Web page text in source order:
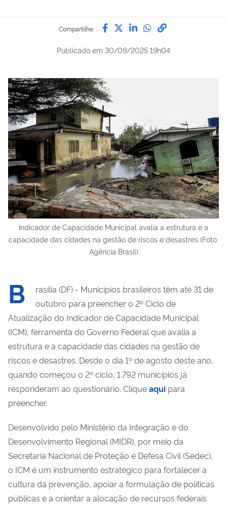
Compartilhe: Compartilhe por Facebook
Compartilhe por Twitter
Compartilhe por
Compartilhe
link para
Publicado em 30/09/2025 19h04
Indicador de Capacidade Municipal avalia a estrutura e a
capacidade das cidades na gestão de riscos e desastres (Foto:
Agência Brasil)
B
rasília (DF) - Municípios brasileiros têm até 31 de
outubro para preencher o 2º Ciclo de
Atualização do Indicador de Capacidade Municipal
(ICM), ferramenta do Governo Federal que avalia a
estrutura e a capacidade das cidades na gestão de
riscos e desastres. Desde o dia 1º de agosto deste ano,
quando começou o 2º ciclo, 1.792 municípios já
responderam ao questionário. Cliqueaqui para
preencher.
Desenvolvido pelo Ministério da Integração e do
Desenvolvimento Regional (MIDR), por meio da
Secretaria Nacional de Proteção e Defesa Civil (Sedec),
o ICM é um instrumento estratégico para fortalecer a
cultura da prevenção, apoiar a formulação de políticas
públicas e a orientar a alocação de recursos federais